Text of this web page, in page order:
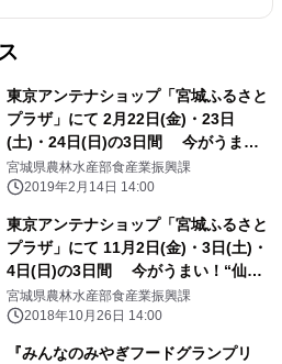
東京アンテナショップ「宮城ふるさと
プラザ」にて 2月22日(金)・23日
(土)・24日(日)の3日間 今がうま
い！“宮城のいちご”をテーマにしたイ
ベント 『宮城のうまい 旬感祭
【春】』を開催
宮城県農林水産部食産業振興課
2019年2月14日 14:00
東京アンテナショップ「宮城ふるさと
プラザ」にて 11月2日(金)・3日(土)・
4日(日)の3日間 今がうまい！“仙台
牛＆宮城の新米”をテーマにしたイベ
ント 『宮城のうまい 旬感祭【秋】』
宮城県農林水産部食産業振興課
2018年10月26日 14:00
『みんなのみやぎフードグランプリ